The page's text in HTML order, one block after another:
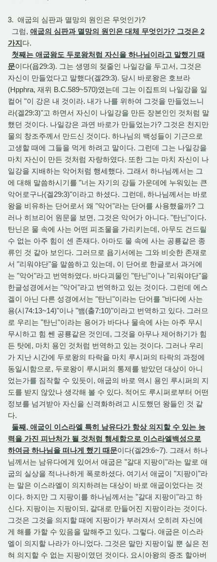
3. 애굽의 심판과 멸망의 원인은 무엇인가?
그럼, 애굽의 심판과 멸망의 원인은 대체 무엇인가? 그것은 2
가지다.
첫째는 애굽왕도 두로왕처럼 자신을 하나님이라고 말했기 때
문이다(욥29:3). 그는 생명의 젖줄인 나일강을 두고서, 그것은
자신이 만들었다고 말했다(겔29:3). 당시 바로왕은 호브라
(Hpphra, 재위 B.C.589~570)였는데 그는 이집트의 나일강을 일
컬어 "이 강은 내 것이라. 내가 나를 위하여 그것을 만들었느니
라(겔29:3)"고 하면서 자신이 나일강을 만든 장본인인 것처럼 말
했던 것이다. 나일강은 과연 바로가 만들었는가? 그것은 천지만
물의 창조주께서 만드신 것이다. 하나님의 백성들이 기근으로
고생할 때에 그들을 먹게 하려고 말이다. 그런데 그는 나일강을
마치 자신이 만든 것처럼 자랑하였다. 또한 그는 마치 자신이 나
일강을 지배하는 악어처럼 행세했다. 그래서 하나님께서는 그
에 대해 말씀하시기를 "너는 자기의 강들 가운데에 누워있는 큰
악어로구나(겔29:3)"이라고 하셨다. 그런데, 하나님께서는 바로
왕을 비유하는 단어로서 왜 "악어"라는 단어를 사용했을까? 그
러나 히브리어 원문을 보면, 그것은 악어가 아니다. "탄닌"이다.
탄닌은 물 속에 사는 어떤 피조물을 가리키는데, 아무도 건드릴
수 없는 아주 힘이 센 존재다. 아마도 물 속에 사는 공룡같은 종
류인 것 같아 보인다. 그러므로 욥기서에는 그와 비슷한 존재로
서 "리워야단"을 말씀하고 있는데, 이 단어로 한글로서 과거에
는 "악어"라고 번역하였다. 바다괴물인 "탄닌"이나 "리워야단"을
한글성경에서는 "악어"라고 번역하고 있는 것이다. 그런데 에스
겔이 아닌 다른 성경에서는 "탄닌"이라는 단어를 "바다에 사는
용(시74:13~14)"이나 "뱀(출7:10)"이라고 번역하고 있다. 그러므
로 우리는 "탄닌"이라는 용어가 바다나 물속에 사는 아주 무시
무시하고 힘 쎈 공룡같은 것인데, 그것을 아무나 제어하기가 힘
든 탓에, 마치 용인 것처럼 번역하고 있는 것이다. 그러나 우리
가 지난 시간에 두로왕의 타락을 마치 루시퍼의 타락의 과정에
동일시함으로, 두로왕이 루시퍼의 통제를 받았던 대상이 아니
었는가를 짐작할 수 있듯이, 애굽의 바로 역시 용인 루시퍼의 지
도를 받지 않았나 생각해 볼 수 있다. 적어도 루시퍼로부터 어떤
정보를 넘겨받아 자신을 신격화하려고 시도했던 왕들인 것 같
다.
둘째, 애굽이 이스라엘 특히 남유다가 항상 의지할 수 있는 능
력을 가진 피난처가 될 것처럼 행세함으로 이스라엘백성으로
하여금 하나님을 떠나게 했기 때문이다(겔29:6~7). 그래서 하나
님께서는 남유다에게 있어서 애굽은 "갈대 지팡이"라는 말로 애
굽의 실상을 적나나하게 폭로하셨다. 여기서 애굽이 "지팡이"라
는 말은 이스라엘이 의지하려는 대상이 바로 애굽이었다는 것
이다. 하지만 그 지팡이를 하나님께서는 "갈대 지팡이"라고 하
신다. 지팡이는 지팡이되, 갈대로 만들어진 지팡이라는 것이다.
그것은 그것을 의지할 때에 지팡이가 부러져서 오히려 자신에
게 해를 가할 수 있음을 말해주고 있다. 그렇다. 애굽은 이스라
엘이 의지할 나라가 아니었다. 그것은 말만 지팡이일 뿐 실은 전
혀 의지할 수 없는 지팡이였던 것이다. 요시아왕의 증조 할아버